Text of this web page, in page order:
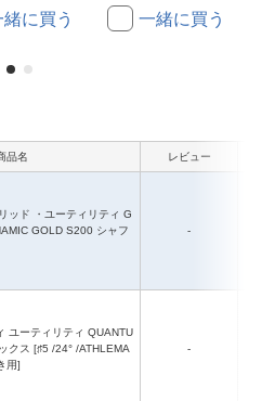
緒に買う 一緒に買う
品名 レビュー
GOLD S200 シャフ
-
クス [♯5 /24° /ATHLEMA
用]
-